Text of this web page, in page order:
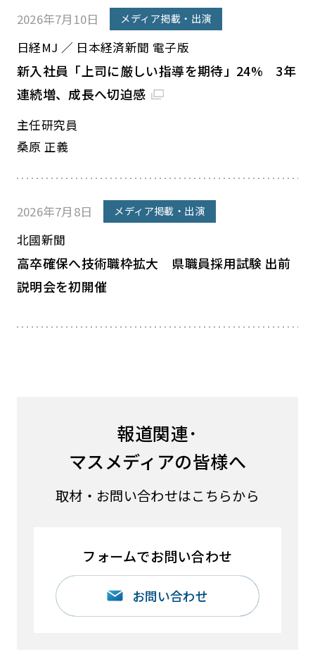
2026年7月10日 メディア掲載・出演
日経MJ ／ 日本経済新聞 電子版
新入社員「上司に厳しい指導を期待」24% 3年
連続増、成長へ切迫感
主任研究員
桑原 正義
2026年7月8日 メディア掲載・出演
北國新聞
高卒確保へ技術職枠拡大 県職員採用試験 出前
説明会を初開催
報道関連･
マスメディアの皆様へ
取材・お問い合わせはこちらから
フォームでお問い合わせ
お問い合わせ